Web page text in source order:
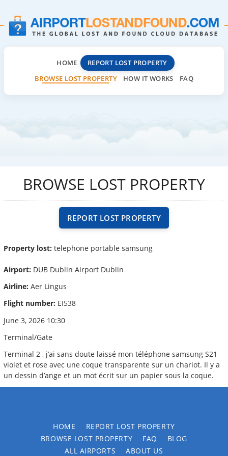
HOME
REPORT LOST PROPERTY
BROWSE LOST PROPERTY
HOW IT WORKS FAQ
BROWSE LOST PROPERTY
REPORT LOST PROPERTY
Property lost: telephone portable samsung
Airport: DUB Dublin Airport Dublin
Airline: Aer Lingus
Flight number: EI538
June 3, 2026 10:30
Terminal/Gate
Terminal 2 , j’ai sans doute laissé mon téléphone samsung S21
violet et rose avec une coque transparente sur un chariot. Il y a
un dessin d’ange et un mot écrit sur un papier sous la coque.
HOME
REPORT LOST PROPERTY
BROWSE LOST PROPERTY
FAQ
BLOG
ALL AIRPORTS
ABOUT US